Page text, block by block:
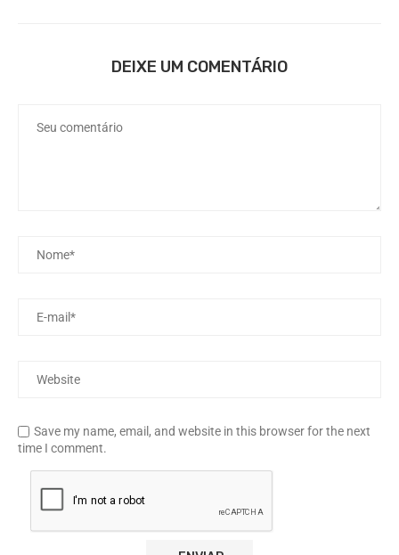
DEIXE UM COMENTÁRIO
Save my name, email, and website in this browser for the next
time I comment.